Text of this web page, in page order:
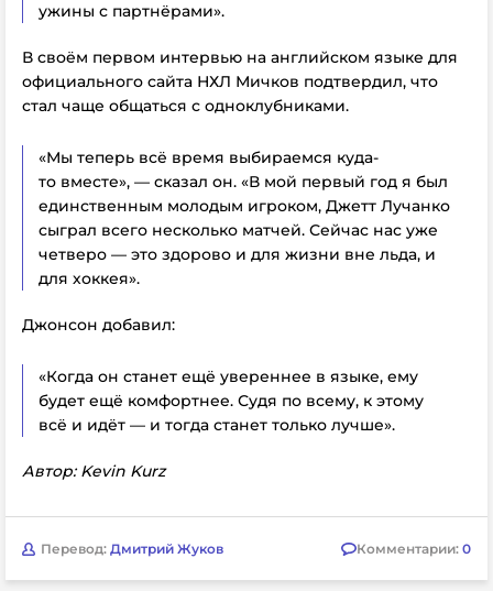
ужины с партнёрами».
В своём первом интервью на английском языке для
официального сайта НХЛ Мичков подтвердил, что
стал чаще общаться с одноклубниками.
«Мы теперь всё время выбираемся куда-
то вместе», — сказал он. «В мой первый год я был
единственным молодым игроком, Джетт Лучанко
сыграл всего несколько матчей. Сейчас нас уже
четверо — это здорово и для жизни вне льда, и
для хоккея».
Джонсон добавил:
«Когда он станет ещё увереннее в языке, ему
будет ещё комфортнее. Судя по всему, к этому
всё и идёт — и тогда станет только лучше».
Автор: Kevin Kurz
Перевод: Дмитрий Жуков Комментарии: 0